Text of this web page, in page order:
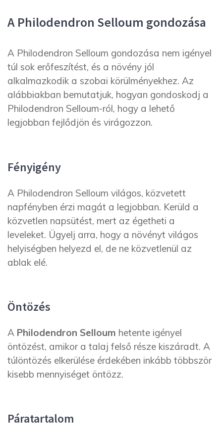
A Philodendron Selloum gondozása
A Philodendron Selloum gondozása nem igényel
túl sok erőfeszítést, és a növény jól
alkalmazkodik a szobai körülményekhez. Az
alábbiakban bemutatjuk, hogyan gondoskodj a
Philodendron Selloum-ról, hogy a lehető
legjobban fejlődjön és virágozzon.
Fényigény
A Philodendron Selloum világos, közvetett
napfényben érzi magát a legjobban. Kerüld a
közvetlen napsütést, mert az égetheti a
leveleket. Ügyelj arra, hogy a növényt világos
helyiségben helyezd el, de ne közvetlenül az
ablak elé.
Öntözés
A Philodendron Selloum hetente igényel
öntözést, amikor a talaj felső része kiszáradt. A
túlöntözés elkerülése érdekében inkább többször
kisebb mennyiséget öntözz.
Páratartalom